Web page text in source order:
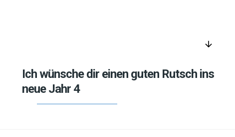
arrow_downward
Ich wünsche dir einen guten Rutsch ins
neue Jahr 4